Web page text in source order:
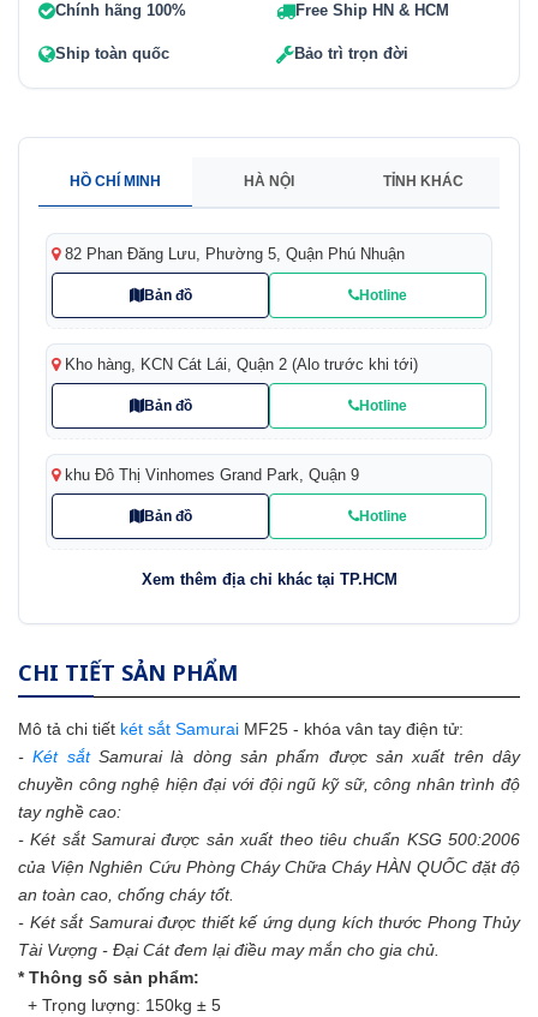
Chính hãng 100% Free Ship HN & HCM
Ship toàn quốc Bảo trì trọn đời
HỒ CHÍ MINH HÀ NỘI TỈNH KHÁC
82 Phan Đăng Lưu, Phường 5, Quận Phú Nhuận
Bản đồ Hotline
Kho hàng, KCN Cát Lái, Quận 2 (Alo trước khi tới)
Bản đồ Hotline
khu Đô Thị Vinhomes Grand Park, Quận 9
Bản đồ Hotline
Xem thêm địa chỉ khác tại TP.HCM
CHI TIẾT SẢN PHẨM
Mô tả chi tiết két sắt Samurai MF25 - khóa vân tay điện tử:
-Két sắtSamurai là dòng sản phẩm được sản xuất trên dây
chuyền công nghệ hiện đại với đội ngũ kỹ sữ, công nhân trình độ
tay nghề cao:
- Két sắt Samurai được sản xuất theo tiêu chuẩn KSG 500:2006
của Viện Nghiên Cứu Phòng Cháy Chữa Cháy HÀN QUỐC đặt độ
an toàn cao, chống cháy tốt.
- Két sắt Samurai được thiết kế ứng dụng kích thước Phong Thủy
Tài Vượng - Đại Cát đem lại điều may mắn cho gia chủ.
* Thông số sản phẩm:
+ Trọng lượng: 150kg ± 5